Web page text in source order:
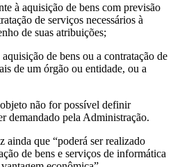
à aquisição de bens com previsão
de serviços necessários à
de suas atribuições;
de bens ou a contratação de
de um órgão ou entidade, ou a
não for possível definir
demandado pela Administração.
que “poderá ser realizado
de bens e serviços de informática